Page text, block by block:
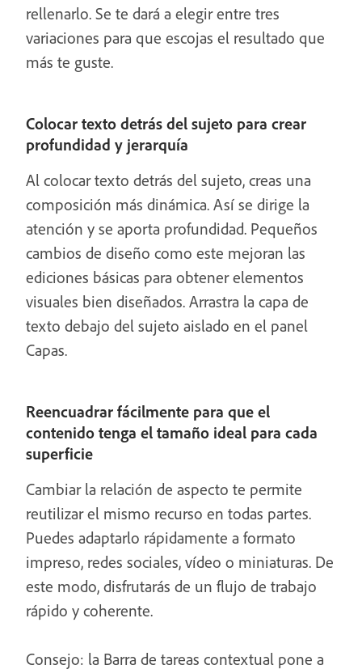
rellenarlo. Se te dará a elegir entre tres
variaciones para que escojas el resultado que
más te guste.
Colocar texto detrás del sujeto para crear
profundidad y jerarquía
Al colocar texto detrás del sujeto, creas una
composición más dinámica. Así se dirige la
atención y se aporta profundidad. Pequeños
cambios de diseño como este mejoran las
ediciones básicas para obtener elementos
visuales bien diseñados. Arrastra la capa de
texto debajo del sujeto aislado en el panel
Capas.
Reencuadrar fácilmente para que el
contenido tenga el tamaño ideal para cada
superficie
Cambiar la relación de aspecto te permite
reutilizar el mismo recurso en todas partes.
Puedes adaptarlo rápidamente a formato
impreso, redes sociales, vídeo o miniaturas. De
este modo, disfrutarás de un flujo de trabajo
rápido y coherente.
Consejo: la Barra de tareas contextual pone a